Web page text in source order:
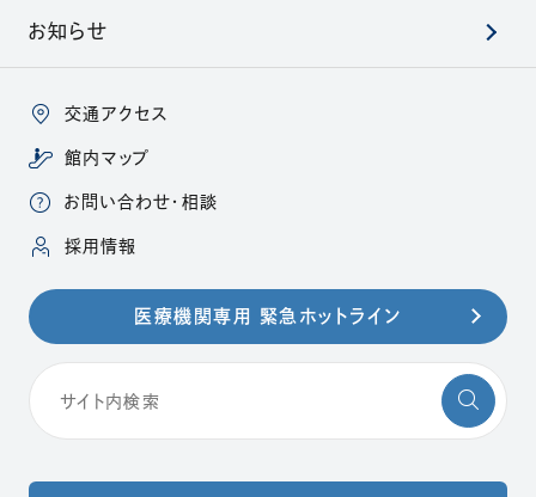
お知らせ
交通アクセス
館内マップ
お問い合わせ・相談
採用情報
医療機関専用 緊急ホットライン